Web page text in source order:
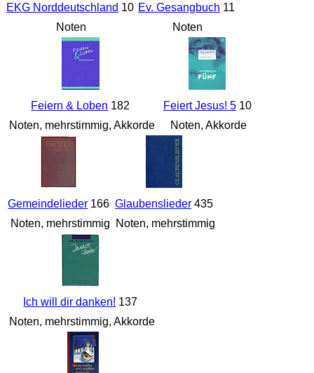
EKG Norddeutschland 10
Noten
Ev. Gesangbuch 11
Noten
Feiern & Loben 182
Noten, mehrstimmig, Akkorde
Feiert Jesus! 510
Noten, Akkorde
Gemeindelieder 166
Noten, mehrstimmig
Glaubenslieder435
Noten, mehrstimmig
Ich will dir danken! 137
Noten, mehrstimmig, Akkorde